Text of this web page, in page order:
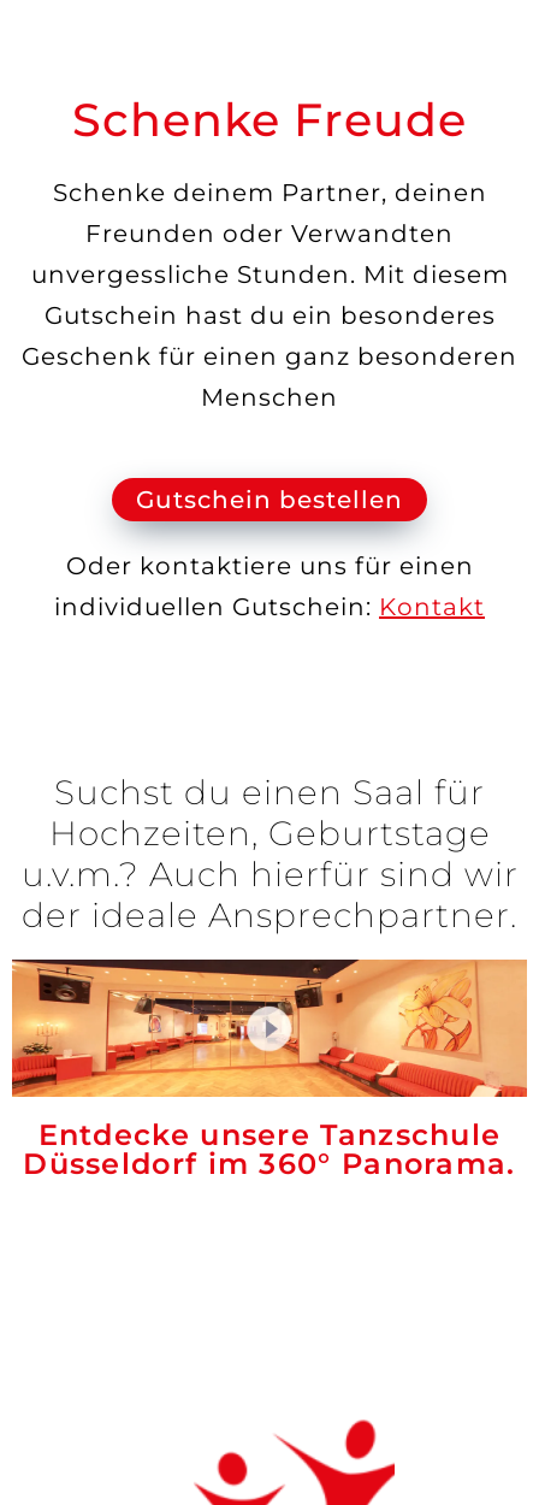
Schenke Freude
Schenke deinem Partner, deinen
Freunden oder Verwandten
unvergessliche Stunden. Mit diesem
Gutschein hast du ein besonderes
Geschenk für einen ganz besonderen
Menschen
Gutschein bestellen
Oder kontaktiere uns für einen
individuellen Gutschein: Kontakt
Suchst du einen Saal für
Hochzeiten, Geburtstage
u.v.m.? Auch hierfür sind wir
der ideale Ansprechpartner.
Entdecke unsere Tanzschule
Düsseldorf im 360° Panorama.